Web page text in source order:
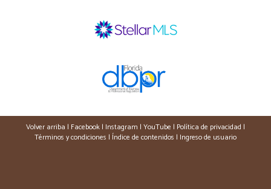
Volver arriba | Facebook | Instagram | YouTube | Política de privacidad |
Términos y condiciones | Índice de contenidos | Ingreso de usuario